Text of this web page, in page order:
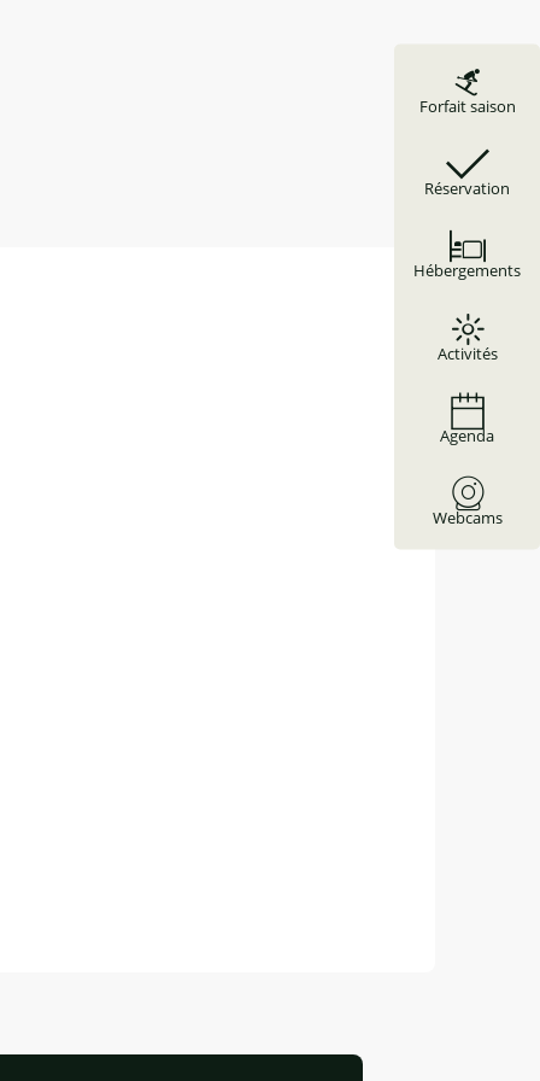
Forfait saison
Réservation
Hébergements
Activités
Agenda
Webcams